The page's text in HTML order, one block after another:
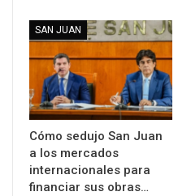
SAN JUAN
Cómo sedujo San Juan
a los mercados
internacionales para
financiar sus obras…